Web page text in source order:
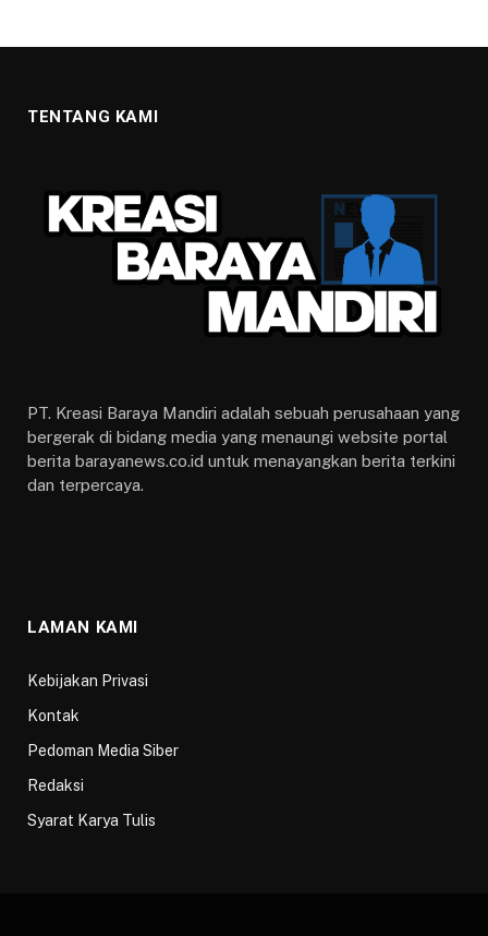
TENTANG KAMI
PT. Kreasi Baraya Mandiri adalah sebuah perusahaan yang
bergerak di bidang media yang menaungi website portal
berita barayanews.co.id untuk menayangkan berita terkini
dan terpercaya.
LAMAN KAMI
Kebijakan Privasi
Kontak
Pedoman Media Siber
Redaksi
Syarat Karya Tulis